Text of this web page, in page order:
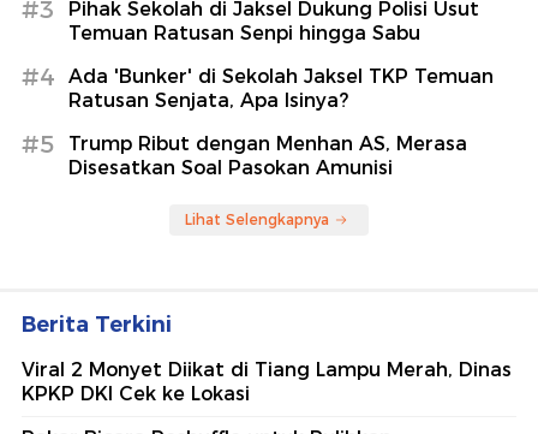
#3
Pihak Sekolah di Jaksel Dukung Polisi Usut
Temuan Ratusan Senpi hingga Sabu
#4
Ada 'Bunker' di Sekolah Jaksel TKP Temuan
Ratusan Senjata, Apa Isinya?
#5
Trump Ribut dengan Menhan AS, Merasa
Disesatkan Soal Pasokan Amunisi
Lihat Selengkapnya
Berita Terkini
Viral 2 Monyet Diikat di Tiang Lampu Merah, Dinas
KPKP DKI Cek ke Lokasi